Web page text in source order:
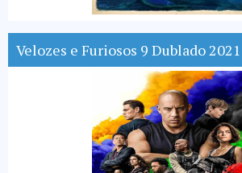
Velozes e Furiosos 9 Dublado 2021